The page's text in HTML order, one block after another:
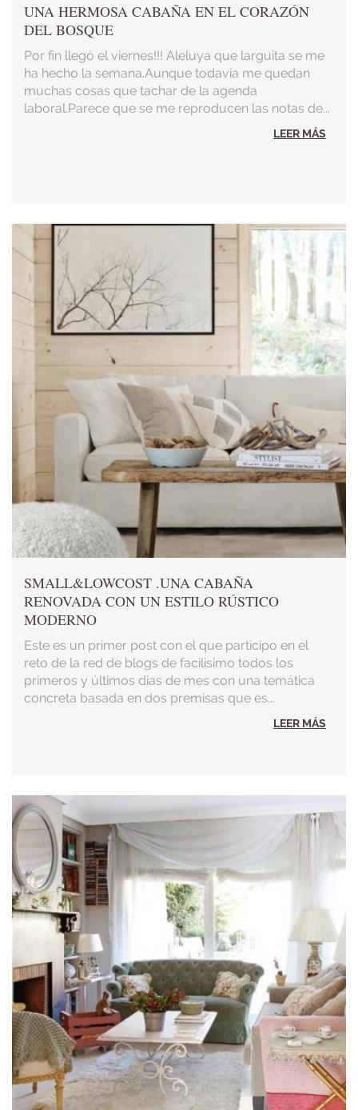
UNA HERMOSA CABAÑA EN EL CORAZÓN
DEL BOSQUE
Por fin llegó el viernes!!! Aleluya que larguita se me
ha hecho la semana.Aunque todavía me quedan
muchas cosas que tachar de la agenda
laboral.Parece que se me reproducen las notas de...
LEER MÁS
SMALL&LOWCOST .UNA CABAÑA
RENOVADA CON UN ESTILO RÚSTICO
MODERNO
Este es un primer post con el que participo en el
reto de la red de blogs de facilisimo todos los
primeros y últimos días de mes con una temática
concreta basada en dos premisas que es...
LEER MÁS